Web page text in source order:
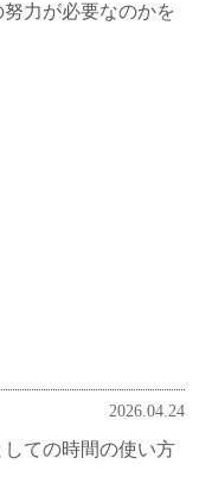
力が必要なのかを
2026.04.24
ての時間の使い方